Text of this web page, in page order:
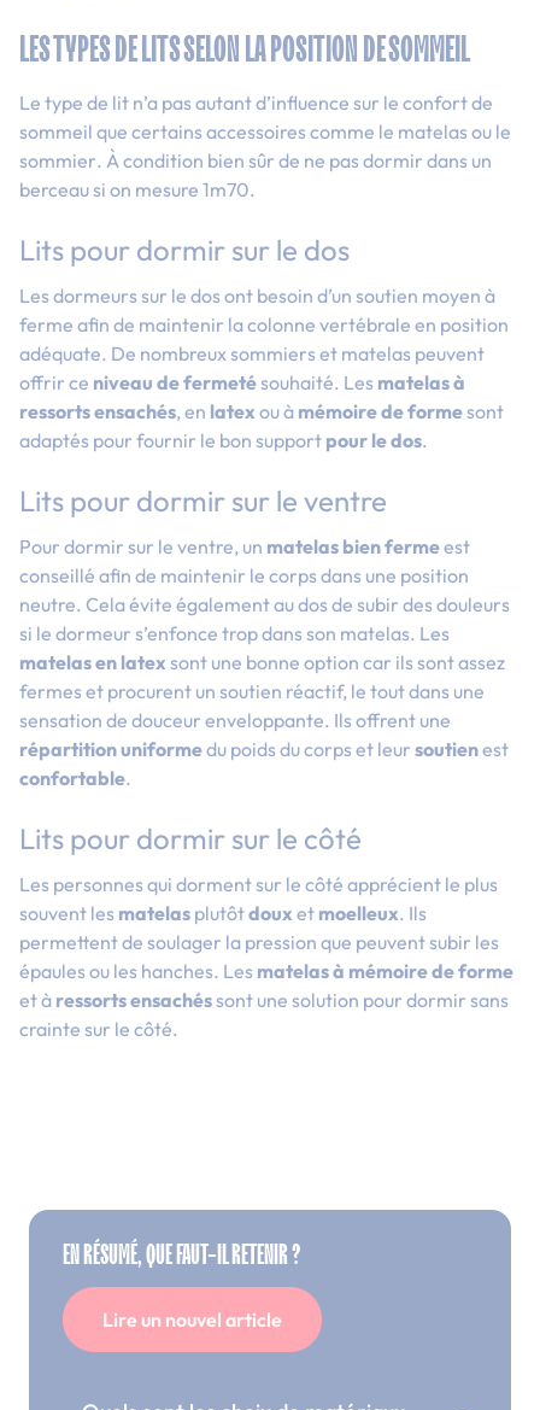
LES TYPES DE LITS SELON LA POSITION DE SOMMEIL
Le type de lit n’a pas autant d’influence sur le confort de
sommeil que certains accessoires comme le matelas ou le
sommier. À condition bien sûr de ne pas dormir dans un
berceau si on mesure 1m70.
Lits pour dormir sur le dos
Les dormeurs sur le dos ont besoin d’un soutien moyen à
ferme afin de maintenir la colonne vertébrale en position
adéquate. De nombreux sommiers et matelas peuvent
offrir ce niveau de fermetésouhaité. Les matelas à
ressorts ensachés, en latex ou à mémoire de formesont
adaptés pour fournir le bon support pour le dos.
Lits pour dormir sur le ventre
Pour dormir sur le ventre, un matelas bien fermeest
conseillé afin de maintenir le corps dans une position
neutre. Cela évite également au dos de subir des douleurs
si le dormeur s’enfonce trop dans son matelas. Les
matelas en latex sont une bonne option car ils sont assez
fermes et procurent un soutien réactif, le tout dans une
sensation de douceur enveloppante. Ils offrent une
répartition uniformedu poids du corps et leur soutienest
confortable.
Lits pour dormir sur le côté
Les personnes qui dorment sur le côté apprécient le plus
souvent les matelas plutôtdoux et moelleux. Ils
permettent de soulager la pression que peuvent subir les
épaules ou les hanches. Les matelas à mémoire de forme
et à ressorts ensachéssont une solution pour dormir sans
crainte sur le côté.
EN RÉSUMÉ, QUE FAUT-IL RETENIR ?
Lire un nouvel article